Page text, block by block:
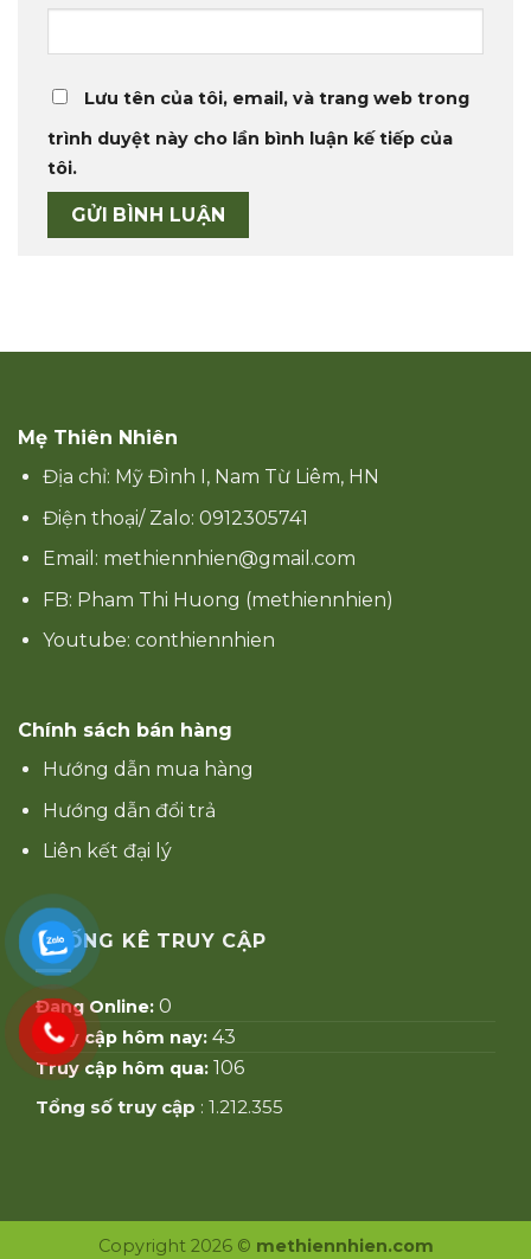
Lưu tên của tôi, email, và trang web trong
trình duyệt này cho lần bình luận kế tiếp của
tôi.
Mẹ Thiên Nhiên
Địa chỉ: Mỹ Đình I, Nam Từ Liêm, HN
Điện thoại/ Zalo: 0912305741
Email: methiennhien@gmail.com
FB: Pham Thi Huong (methiennhien)
Youtube: conthiennhien
Chính sách bán hàng
Hướng dẫn mua hàng
Hướng dẫn đổi trả
Liên kết đại lý
THỐNG KÊ TRUY CẬP
Đang Online: 0
Truy cập hôm nay: 43
Truy cập hôm qua: 106
Tổng số truy cập : 1.212.355
Copyright 2026 © methiennhien.com